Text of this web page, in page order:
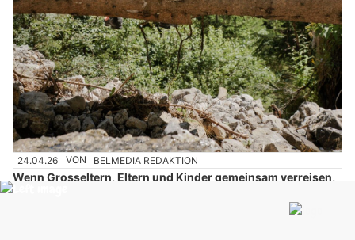
24.04.26 VON BELMEDIA REDAKTION
Wenn Grosseltern, Eltern und Kinder gemeinsam verreisen,